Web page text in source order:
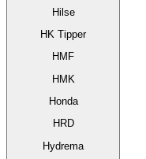
Hilse
HK Tipper
HMF
HMK
Honda
HRD
Hydrema